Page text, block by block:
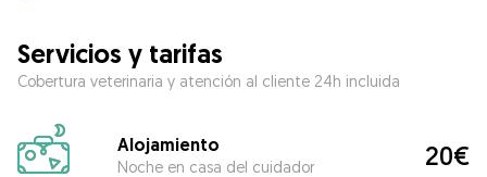
Servicios y tarifas
Cobertura veterinaria y atención al cliente 24h incluida
Alojamiento
Noche en casa del cuidador 20€